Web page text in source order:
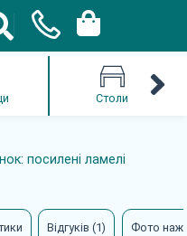
Столи
посилені ламелі
Відгуків (1) Фото